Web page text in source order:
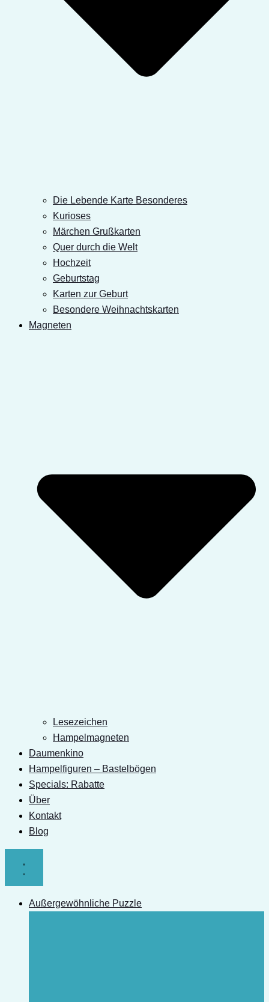
Die Lebende Karte Besonderes
Kurioses
Märchen Grußkarten
Quer durch die Welt
Hochzeit
Geburtstag
Karten zur Geburt
Besondere Weihnachtskarten
Magneten
Lesezeichen
Hampelmagneten
Daumenkino
Hampelfiguren – Bastelbögen
Specials: Rabatte
Über
Kontakt
Blog
Außergewöhnliche Puzzle